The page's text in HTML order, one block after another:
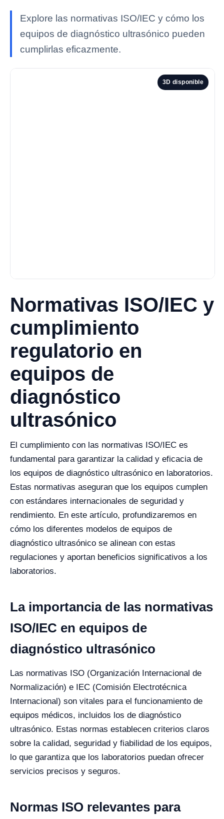
Explore las normativas ISO/IEC y cómo los
equipos de diagnóstico ultrasónico pueden
cumplirlas eficazmente.
3D disponible
Normativas ISO/IEC y
cumplimiento
regulatorio en
equipos de
diagnóstico
ultrasónico
El cumplimiento con las normativas ISO/IEC es
fundamental para garantizar la calidad y eficacia de
los equipos de diagnóstico ultrasónico en laboratorios.
Estas normativas aseguran que los equipos cumplen
con estándares internacionales de seguridad y
rendimiento. En este artículo, profundizaremos en
cómo los diferentes modelos de equipos de
diagnóstico ultrasónico se alinean con estas
regulaciones y aportan beneficios significativos a los
laboratorios.
La importancia de las normativas
ISO/IEC en equipos de
diagnóstico ultrasónico
Las normativas ISO (Organización Internacional de
Normalización) e IEC (Comisión Electrotécnica
Internacional) son vitales para el funcionamiento de
equipos médicos, incluidos los de diagnóstico
ultrasónico. Estas normas establecen criterios claros
sobre la calidad, seguridad y fiabilidad de los equipos,
lo que garantiza que los laboratorios puedan ofrecer
servicios precisos y seguros.
Normas ISO relevantes para